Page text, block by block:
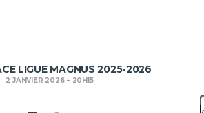
LIGUE MAGNUS 2025-2026
2 JANVIER 2026 20H15